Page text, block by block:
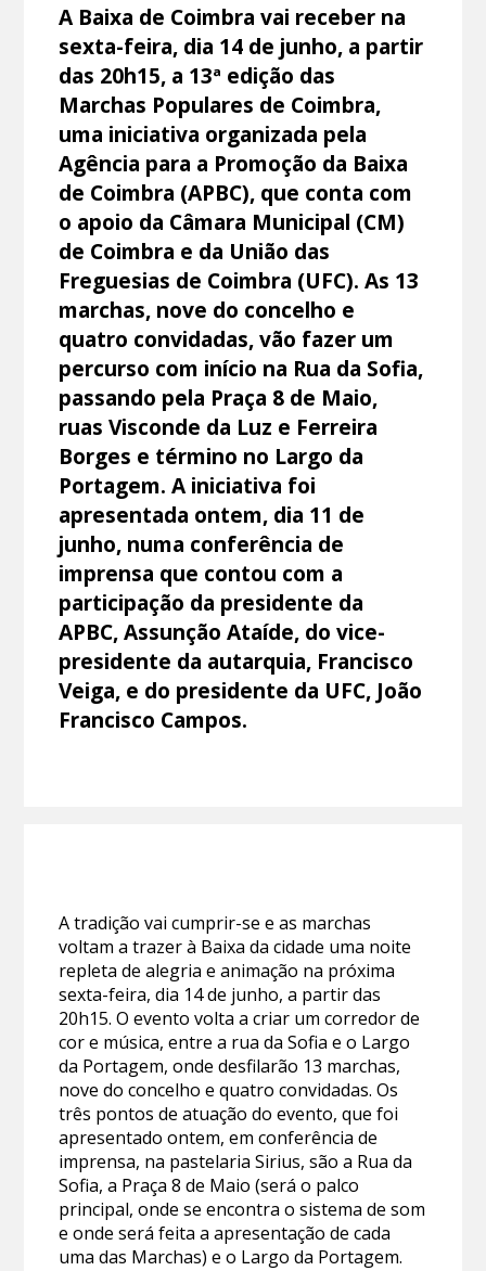
A Baixa de Coimbra vai receber na
sexta-feira, dia 14 de junho, a partir
das 20h15, a 13ª edição das
Marchas Populares de Coimbra,
uma iniciativa organizada pela
Agência para a Promoção da Baixa
de Coimbra (APBC), que conta com
o apoio da Câmara Municipal (CM)
de Coimbra e da União das
Freguesias de Coimbra (UFC). As 13
marchas, nove do concelho e
quatro convidadas, vão fazer um
percurso com início na Rua da Sofia,
passando pela Praça 8 de Maio,
ruas Visconde da Luz e Ferreira
Borges e término no Largo da
Portagem. A iniciativa foi
apresentada ontem, dia 11 de
junho, numa conferência de
imprensa que contou com a
participação da presidente da
APBC, Assunção Ataíde, do vice-
presidente da autarquia, Francisco
Veiga, e do presidente da UFC, João
Francisco Campos.
A tradição vai cumprir-se e as marchas
voltam a trazer à Baixa da cidade uma noite
repleta de alegria e animação na próxima
sexta-feira, dia 14 de junho, a partir das
20h15. O evento volta a criar um corredor de
cor e música, entre a rua da Sofia e o Largo
da Portagem, onde desfilarão 13 marchas,
nove do concelho e quatro convidadas. Os
três pontos de atuação do evento, que foi
apresentado ontem, em conferência de
imprensa, na pastelaria Sirius, são a Rua da
Sofia, a Praça 8 de Maio (será o palco
principal, onde se encontra o sistema de som
e onde será feita a apresentação de cada
uma das Marchas) e o Largo da Portagem.